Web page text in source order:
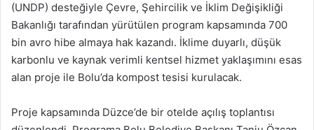
(UNDP) desteğiyle Çevre, Şehircilik ve İklim Değişikliği
Bakanlığı tarafından yürütülen program kapsamında 700
bin avro hibe almaya hak kazandı. İklime duyarlı, düşük
karbonlu ve kaynak verimli kentsel hizmet yaklaşımını esas
alan proje ile Bolu’da kompost tesisi kurulacak.
Proje kapsamında Düzce’de bir otelde açılış toplantısı